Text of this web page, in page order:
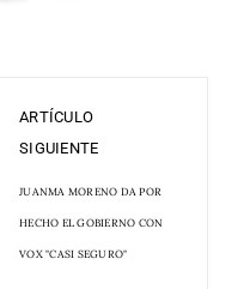
ARTÍCULO
SIGUIENTE
JUANMA MORENO DA POR
HECHO EL GOBIERNO CON
VOX "CASI SEGURO"